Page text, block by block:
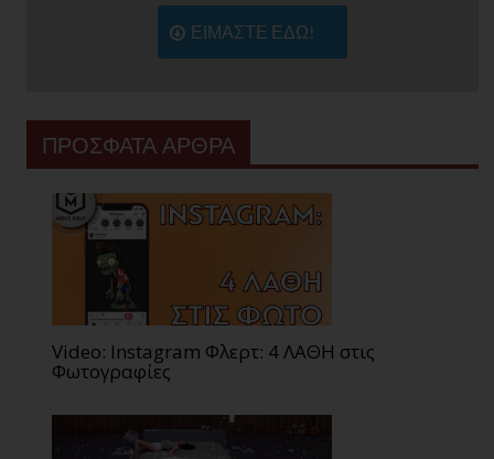
ΕΙΜΑΣΤΕ ΕΔΩ!
ΠΡΟΣΦΑΤΑ ΑΡΘΡΑ
Video: Instagram Φλερτ: 4 ΛΑΘΗ στις
Φωτογραφίες